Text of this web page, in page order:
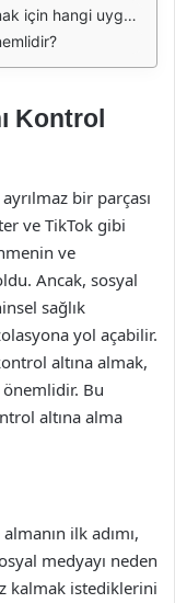
uygulamalar önerilir?
Kontrol
bir parçası
ve TikTok gibi
ve
Ancak, sosyal
sağlık
yol açabilir.
altına almak,
Bu
altına alma
ilk adımı,
medyayı neden
kalmak istediklerini